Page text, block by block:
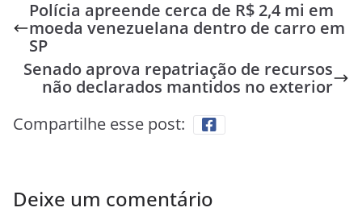
Polícia apreende cerca de R$ 2,4 mi em
moeda venezuelana dentro de carro em
SP
Senado aprova repatriação de recursos
não declarados mantidos no exterior
Compartilhe esse post:
Deixe um comentário